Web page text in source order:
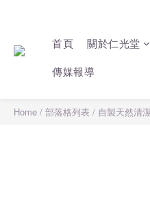
首頁 關於仁光堂
傳媒報導
Home / 部落格列表 / 自製天然清